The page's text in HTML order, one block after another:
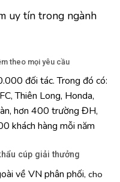
uy tín trong ngành
theo mọi yêu cầu
đối tác. Trong đó có:
Thiên Long, Honda,
hơn 400 trường ĐH,
khách hàng mỗi năm
cúp giải thưởng
về VN phân phối, cho